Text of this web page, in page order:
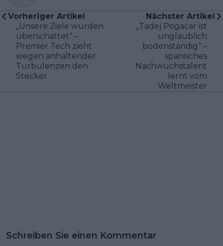
Vorheriger Artikel
„Unsere Ziele wurden
überschattet“ –
Premier Tech zieht
wegen anhaltender
Turbulenzen den
Stecker
Nächster Artikel
„Tadej Pogacar ist
unglaublich
bodenständig“ –
spanisches
Nachwuchstalent
lernt vom
Weltmeister
Schreiben Sie einen Kommentar